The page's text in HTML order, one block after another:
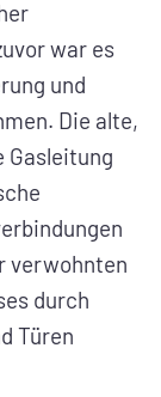
war es
und
Die alte,
Gasleitung
verwohnten
durch
Türen